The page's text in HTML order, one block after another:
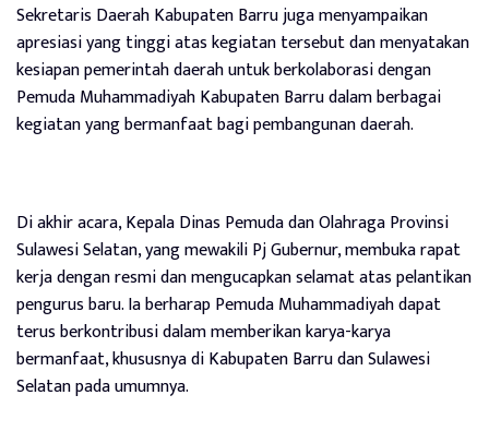
Sekretaris Daerah Kabupaten Barru juga menyampaikan
apresiasi yang tinggi atas kegiatan tersebut dan menyatakan
kesiapan pemerintah daerah untuk berkolaborasi dengan
Pemuda Muhammadiyah Kabupaten Barru dalam berbagai
kegiatan yang bermanfaat bagi pembangunan daerah.
Di akhir acara, Kepala Dinas Pemuda dan Olahraga Provinsi
Sulawesi Selatan, yang mewakili Pj Gubernur, membuka rapat
kerja dengan resmi dan mengucapkan selamat atas pelantikan
pengurus baru. Ia berharap Pemuda Muhammadiyah dapat
terus berkontribusi dalam memberikan karya-karya
bermanfaat, khususnya di Kabupaten Barru dan Sulawesi
Selatan pada umumnya.